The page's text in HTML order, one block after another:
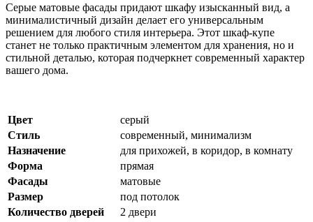
Серые матовые фасады придают шкафу изысканный вид, а
минималистичный дизайн делает его универсальным
решением для любого стиля интерьера. Этот шкаф-купе
станет не только практичным элементом для хранения, но и
стильной деталью, которая подчеркнет современный характер
вашего дома.
Цвет
серый
Стиль
современный, минимализм
Назначение
для прихожей, в коридор, в комнату
Форма
прямая
Фасады
матовые
Размер
под потолок
Количество дверей
2 двери